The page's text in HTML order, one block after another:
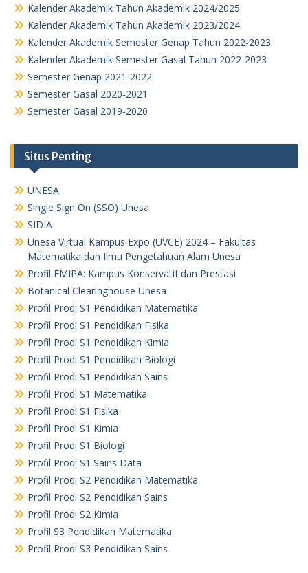
Kalender Akademik Tahun Akademik 2024/2025
Kalender Akademik Tahun Akademik 2023/2024
Kalender Akademik Semester Genap Tahun 2022-2023
Kalender Akademik Semester Gasal Tahun 2022-2023
Semester Genap 2021-2022
Semester Gasal 2020-2021
Semester Gasal 2019-2020
Situs Penting
UNESA
Single Sign On (SSO) Unesa
SIDIA
Unesa Virtual Kampus Expo (UVCE) 2024 – Fakultas
Matematika dan Ilmu Pengetahuan Alam Unesa
Profil FMIPA: Kampus Konservatif dan Prestasi
Botanical Clearinghouse Unesa
Profil Prodi S1 Pendidikan Matematika
Profil Prodi S1 Pendidikan Fisika
Profil Prodi S1 Pendidikan Kimia
Profil Prodi S1 Pendidikan Biologi
Profil Prodi S1 Pendidikan Sains
Profil Prodi S1 Matematika
Profil Prodi S1 Fisika
Profil Prodi S1 Kimia
Profil Prodi S1 Biologi
Profil Prodi S1 Sains Data
Profil Prodi S2 Pendidikan Matematika
Profil Prodi S2 Pendidikan Sains
Profil Prodi S2 Kimia
Profil S3 Pendidikan Matematika
Profil Prodi S3 Pendidikan Sains